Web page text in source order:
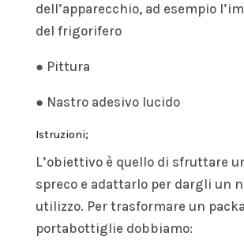
dell’apparecchio, ad esempio
del frigorifero
● Pittura
● Nastro adesivo lucido
Istruzioni;
L’obiettivo è quello di sfruttare
spreco e adattarlo per dargli un
utilizzo. Per trasformare un
portabottiglie dobbiamo: